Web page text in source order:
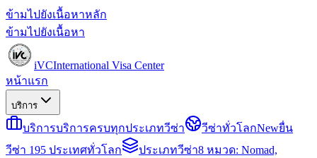
ข้ามไปยังเนื้อหาหลัก
ข้ามไปยังเนื้อหา
iVCInternational Visa Center
หน้าแรก
บริการ
บริการบริการครบทุกประเภทวีซ่า วีซ่าทั่วโลกNewยื่น
วีซ่า 195 ประเทศทั่วโลก
ประเภทวีซ่า8 หมวด: Nomad,